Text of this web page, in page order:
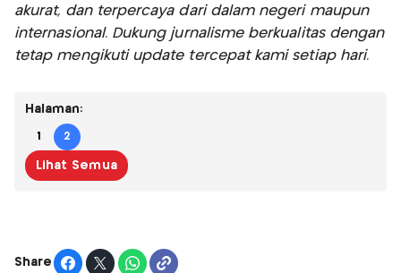
akurat, dan terpercaya dari dalam negeri maupun
internasional. Dukung jurnalisme berkualitas dengan
tetap mengikuti update tercepat kami setiap hari.
Halaman:
1 2
Lihat Semua
Share